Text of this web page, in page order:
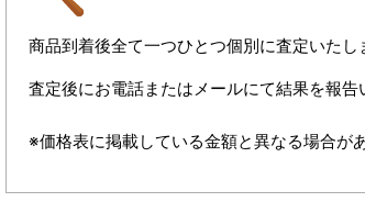
商品到着後全て一つひとつ個別に査定いた
査定後にお電話またはメールにて結果を報告
※価格表に掲載している金額と異なる場合が